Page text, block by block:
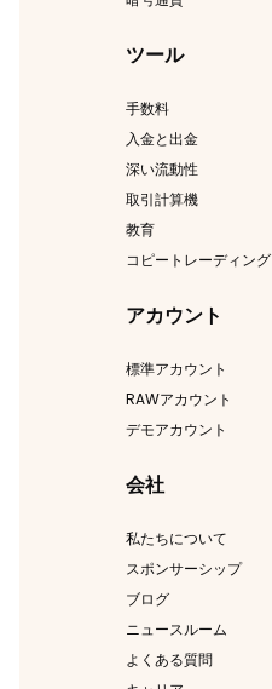
ツール
手数料
入金と出金
深い流動性
取引計算機
教育
コピートレーディング
アカウント
標準アカウント
RAWアカウント
デモアカウント
会社
私たちについて
スポンサーシップ
ブログ
ニュースルーム
よくある質問